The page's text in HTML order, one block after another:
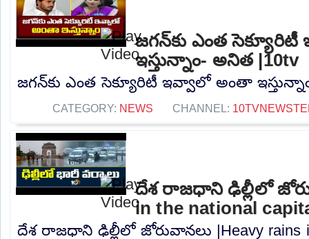
జగన్‌కు ఎంత
ఇస్తున్నాం- అనిత |10tv
జగన్‌కు ఎంత సెక్యూరిటీ ఇవ్వాలో అంతా
CATEGORY: NEWS CHANNEL:
దేశ రాజధాని ఢిల్లీలో
in the national
దేశ రాజధాని ఢిల్లీలో జోరువానలు |Heavy rains